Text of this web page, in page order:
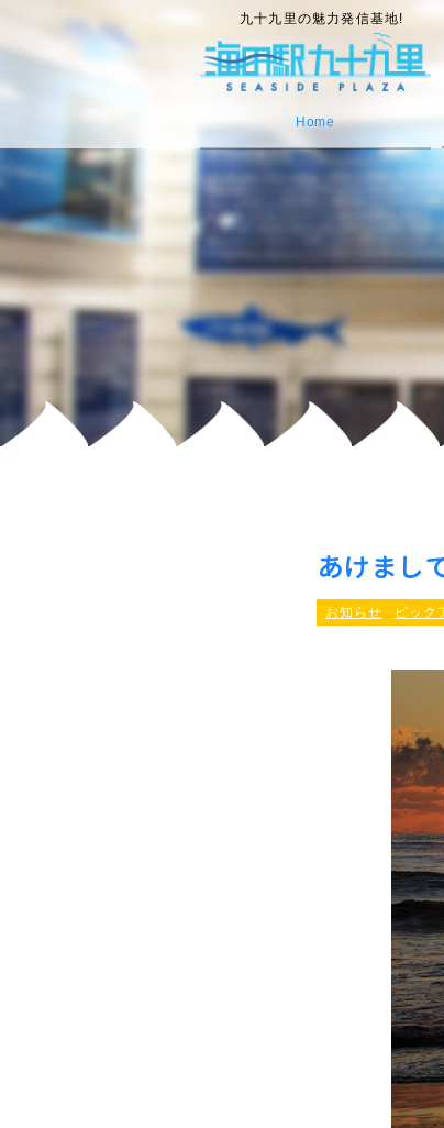
Home
九十九里の魅力発信基地!
あけまし
お知らせ ピック